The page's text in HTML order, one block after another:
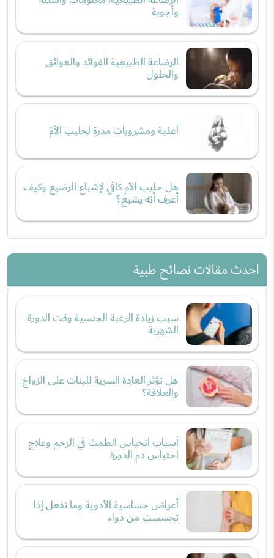
وأجوبة
الرضاعة الطبيعية الفوائد والعوائق
والحلول
أغذية ومشروبات مدرة لحليب الأمّ
هل حليب الأم كافي لإشباع الرضيع وكيف
أعرف أنه يشبع؟
احدث مقالات نصائح طبية
سبب زيادة الرغبة الجنسية وقت الدورة
الشهرية
هل تؤثر العادة السرية للبنات على الزواج
والعلاقة؟
أسباب انحباس الطمث في الرحم وعلاج
احتباس دم الدورة
أعراض حساسية الأدوية وما تفعل إذا
تحسست من دواء